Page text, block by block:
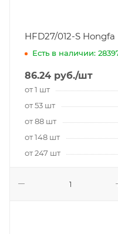
HFD27/012-S Hongfa
Есть в наличии:
86.24 руб./шт
от 1 шт
от 53 шт
от 88 шт
от 148 шт
от 247 шт